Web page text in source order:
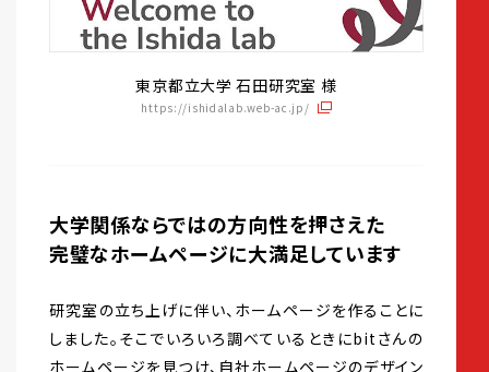
東京都立大学 石田研究室 様
https://ishidalab.web-ac.jp/
大学関係ならではの方向性を押さえた
完璧なホームページに大満足しています
研究室の立ち上げに伴い、ホームページを作ることに
しました。そこでいろいろ調べているときにbitさんの
ホームページを見つけ、自社ホームページのデザイン